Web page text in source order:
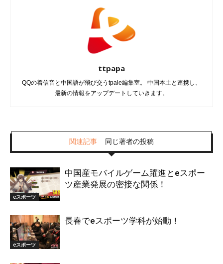
ttpapa
QQの着信音と中国語が飛び交うtpale編集室。 中国本土と連携し、
最新の情報をアップデートしていきます。
関連記事 同じ著者の投稿
eスポーツ
中国産モバイルゲーム躍進とeスポー
ツ産業発展の密接な関係！
eスポーツ
長春でeスポーツ学科が始動！